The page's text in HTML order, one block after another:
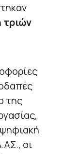
τριών
της
οι